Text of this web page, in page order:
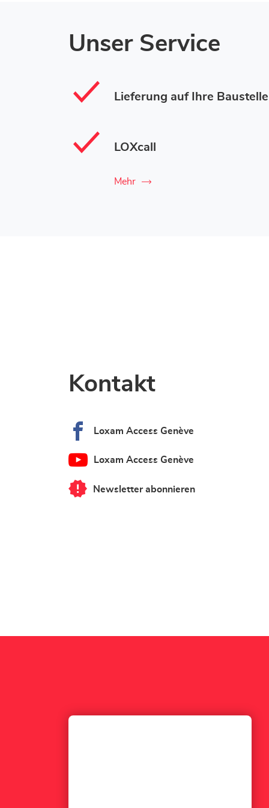
Unser Service
Lieferung auf Ihre Baustelle
LOXcall
Mehr
Kontakt
Loxam Access Genève
Loxam Access Genève
Newsletter abonnieren
von